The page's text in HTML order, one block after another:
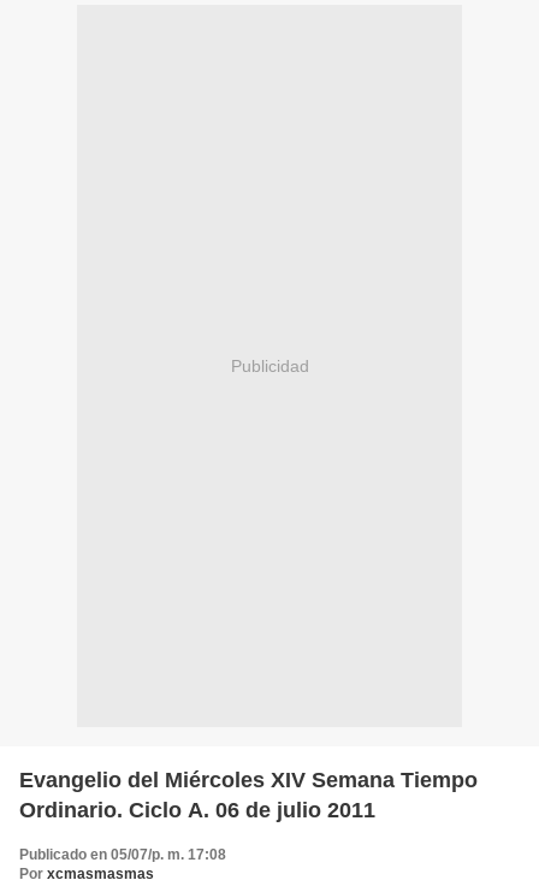
Publicidad
Evangelio del Miércoles XIV Semana Tiempo
Ordinario. Ciclo A. 06 de julio 2011
Publicado en 05/07/p. m. 17:08
Por xcmasmasmas